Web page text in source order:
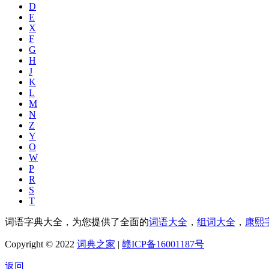
D
E
X
F
G
H
J
K
L
M
N
Z
Y
O
W
P
R
S
T
词语字典大全，为您提供了全面的词语大全 ， 组词大全 ， 康熙
Copyright © 2022 词典之家 | 赣ICP备16001187号
返回